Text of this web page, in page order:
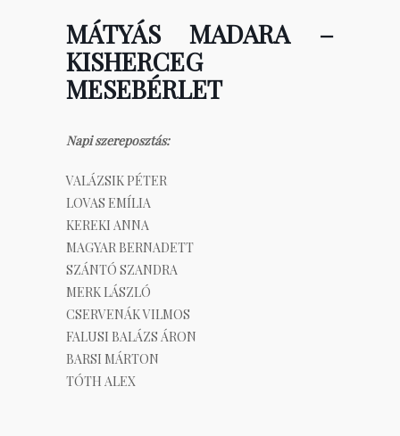
MÁTYÁS MADARA –
KISHERCEG
MESEBÉRLET
Napi szereposztás:
VALÁZSIK PÉTER
LOVAS EMÍLIA
KEREKI ANNA
MAGYAR BERNADETT
SZÁNTÓ SZANDRA
MERK LÁSZLÓ
CSERVENÁK VILMOS
FALUSI BALÁZS ÁRON
BARSI MÁRTON
TÓTH ALEX